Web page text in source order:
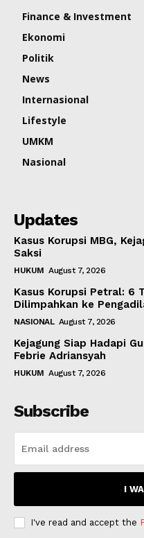
Finance & Investment
Ekonomi
Politik
News
Internasional
Lifestyle
UMKM
Nasional
Updates
Kasus Korupsi MBG,
Saksi
HUKUM August 7, 2026
Kasus Korupsi Petral: 6
Dilimpahkan ke
NASIONAL August 7, 2026
Kejagung Siap Hadapi
Febrie Adriansyah
HUKUM August 7, 2026
Subscribe
I
I've read and accept the